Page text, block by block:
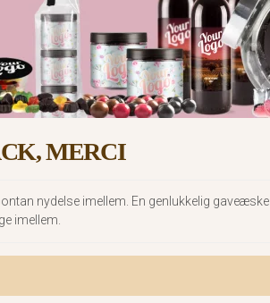
MERCI
nydelse imellem. En genlukkelig
imellem.